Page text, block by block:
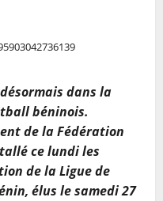
dans la
béninois.
de la Fédération
ce lundi les
de la Ligue de
élus le samedi 27